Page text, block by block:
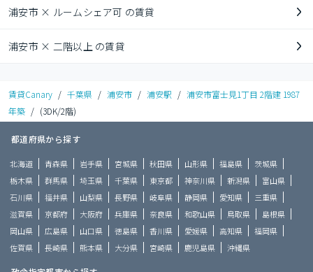
浦安市 × ルームシェア可 の賃貸
浦安市 × 二階以上 の賃貸
賃貸Canary / 千葉県 / 浦安市 / 浦安駅 / 浦安市富士見1丁目 2階建 1987
年築 / (3DK/2階)
都道府県から探す
北海道 青森県 岩手県 宮城県 秋田県 山形県 福島県
茨城県
栃木県
群馬県 埼玉県 千葉県 東京都 神奈川県 新潟県
富山県
石川県
福井県 山梨県 長野県 岐阜県 静岡県 愛知県
三重県
滋賀県
京都府 大阪府 兵庫県 奈良県 和歌山県 鳥取県
島根県
岡山県
広島県 山口県 徳島県 香川県 愛媛県 高知県
福岡県
佐賀県
長崎県 熊本県 大分県 宮崎県 鹿児島県 沖縄県